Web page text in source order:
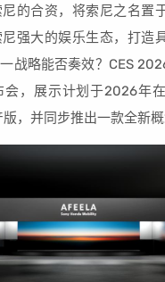
的合资，将索尼之名置
强大的娱乐生态，打造
战略能否奏效？CES
会，展示计划于2026年
，并同步推出一款全新概